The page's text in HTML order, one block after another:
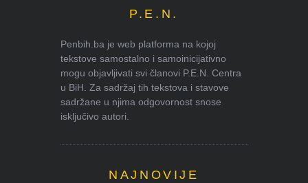
P.E.N.
Penbih.ba je web platforma na kojoj
tekstove samostalno i samoinicijativno
mogu objavljivati svi članovi P.E.N. Centra
u BiH. Za sadržaj tih tekstova i stavove
sadržane u njima odgovornost snose
isključivo autori.
NAJNOVIJE